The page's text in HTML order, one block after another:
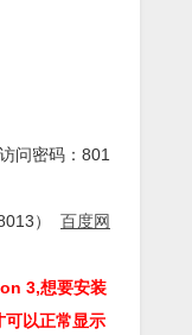
问密码：801
） 百度网
3,想要安装
以正常显示